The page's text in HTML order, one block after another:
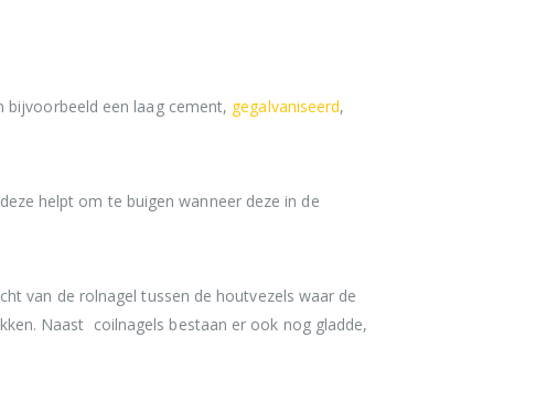
bijvoorbeeld een laag cement, gegalvaniseerd,
helpt om te buigen wanneer deze in de
van de rolnagel tussen de houtvezels waar de
Naast coilnagels bestaan er ook nog gladde,